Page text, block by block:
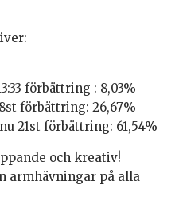
förbättring : 8,03%
förbättring: 26,67%
21st förbättring: 61,54%
och kreativ!
armhävningar på alla